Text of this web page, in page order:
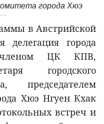
города Хюэ
в Австрийской
делегация города
ЦК КПВ,
городского
председателем
Хюэ Нгуен Кхак
встреч и